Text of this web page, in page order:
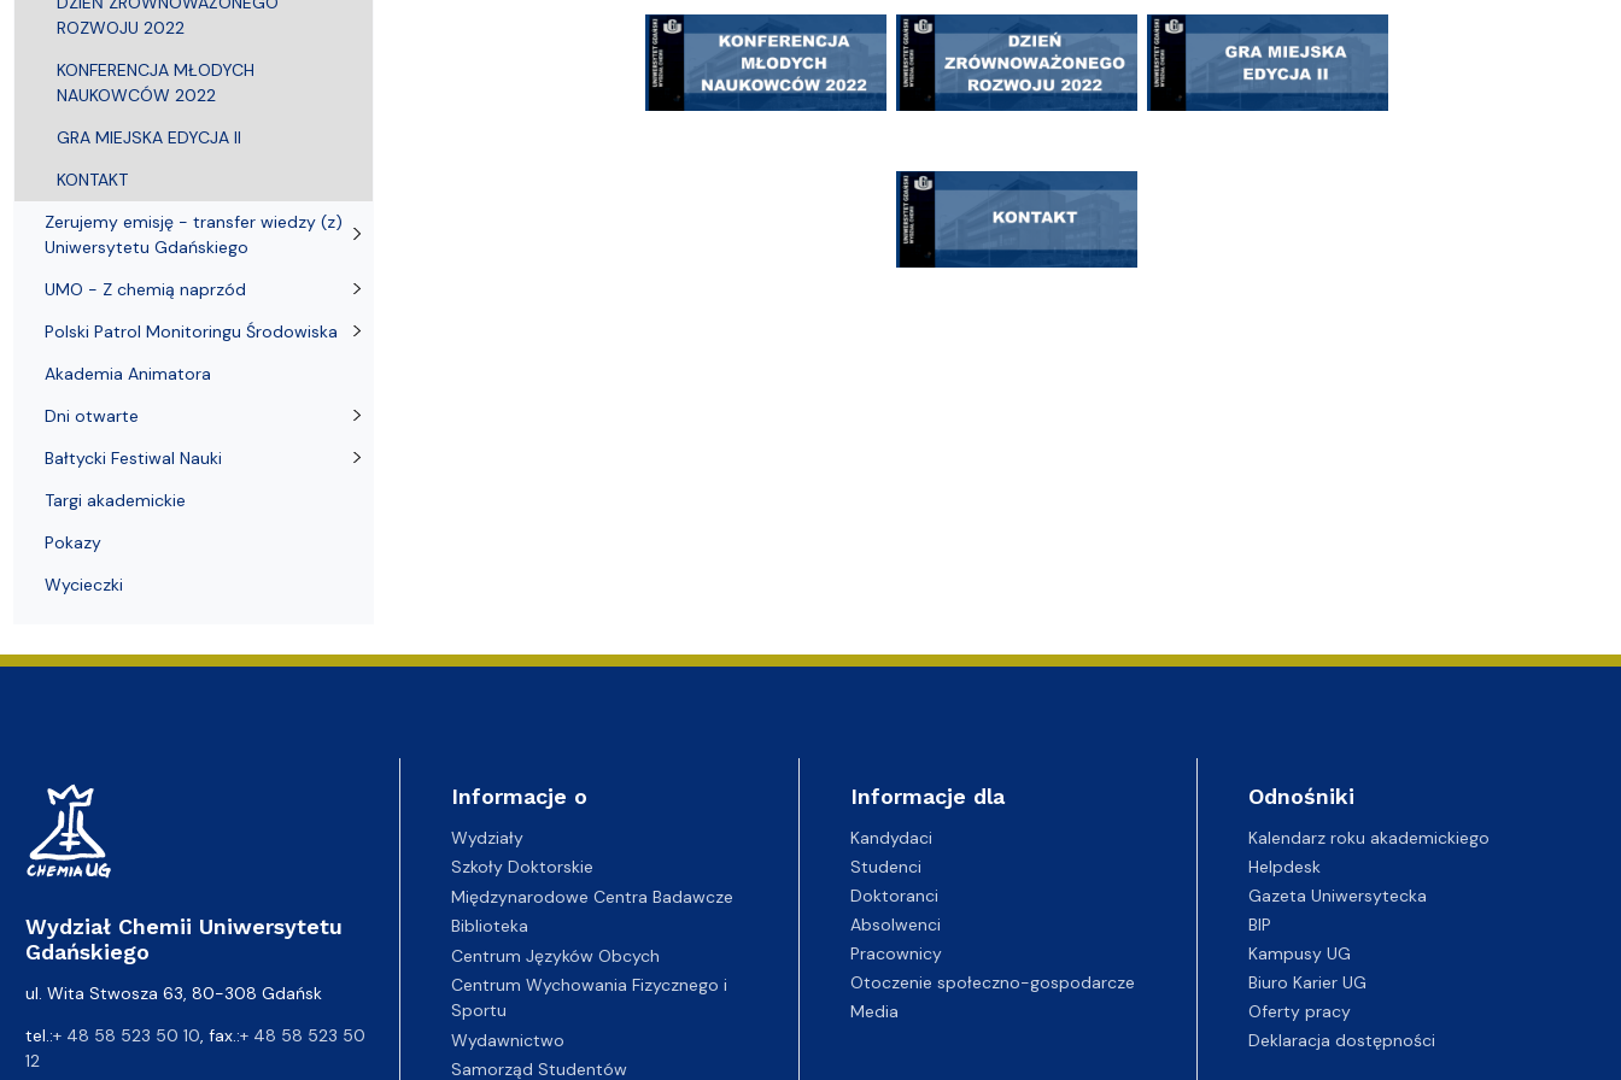
ROZWOJU 2022
KONFERENCJA MŁODYCH
NAUKOWCÓW 2022
GRA MIEJSKA EDYCJA II
KONTAKT
Zerujemy emisję - transfer wiedzy (z)
Uniwersytetu Gdańskiego
UMO - Z chemią naprzód
Polski Patrol Monitoringu Środowiska
Akademia Animatora
Dni otwarte
Bałtycki Festiwal Nauki
Targi akademickie
Pokazy
Wycieczki
Wydział Chemii Uniwersytetu
Gdańskiego
ul. Wita Stwosza 63, 80-308 Gdańsk
tel.:+ 48 58 523 50 10 , fax.:+ 48 58 523 50
12
Informacje o
Wydziały
Szkoły Doktorskie
Międzynarodowe Centra Badawcze
Biblioteka
Centrum Języków Obcych
Centrum Wychowania Fizycznego i
Sportu
Wydawnictwo
Samorząd Studentów
Informacje dla
Kandydaci
Studenci
Doktoranci
Absolwenci
Pracownicy
Otoczenie społeczno-gospodarcze
Media
Odnośniki
Kalendarz roku akademickiego
Helpdesk
Gazeta Uniwersytecka
BIP
Kampusy UG
Biuro Karier UG
Oferty pracy
Deklaracja dostępności